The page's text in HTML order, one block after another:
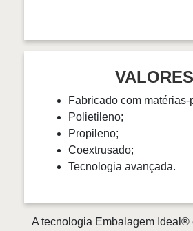
VALORES
Fabricado com matérias-
Polietileno;
Propileno;
Coextrusado;
Tecnologia avançada.
A tecnologia Embalagem Ideal®